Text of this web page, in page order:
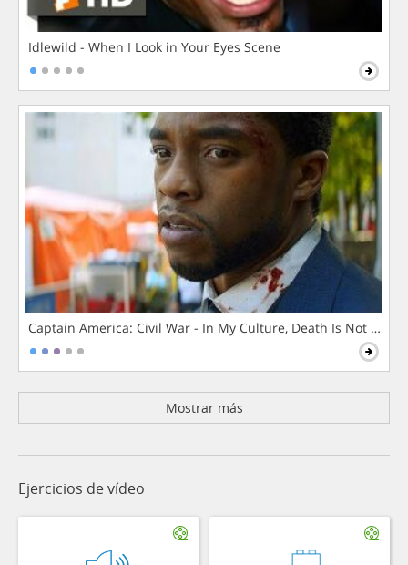
Idlewild - When I Look in Your Eyes Scene
Captain America: Civil War - In My Culture, Death Is Not The
Mostrar más
Ejercicios de vídeo